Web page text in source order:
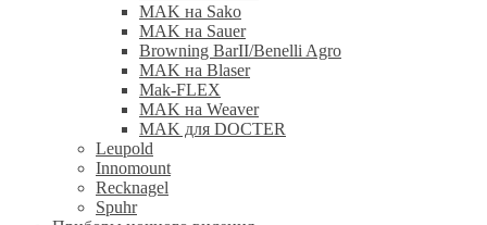
MAK на Sako
MAK на Sauer
Browning BarII/Benelli Agro
MAK на Blaser
Mak-FLEX
MAK на Weaver
MAK для DOCTER
Leupold
Innomount
Recknagel
Spuhr